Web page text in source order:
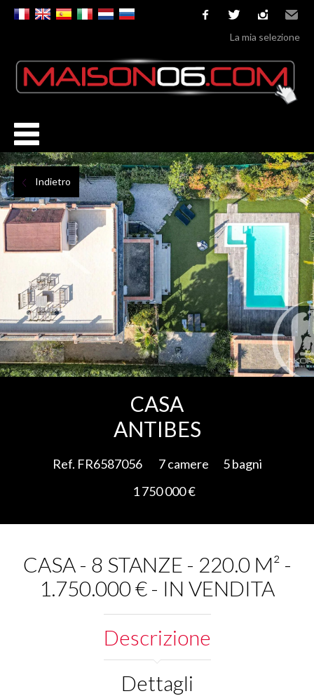
facebooktwitterinstagram
Email
La mia selezione
Indietro
CASA
ANTIBES
Ref. FR6587056 7 camere
5 bagni
1 750 000 €
CASA - 8 STANZE - 220.0 M² -
1.750.000 € - IN VENDITA
Descrizione
Dettagli